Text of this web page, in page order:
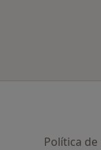
Política